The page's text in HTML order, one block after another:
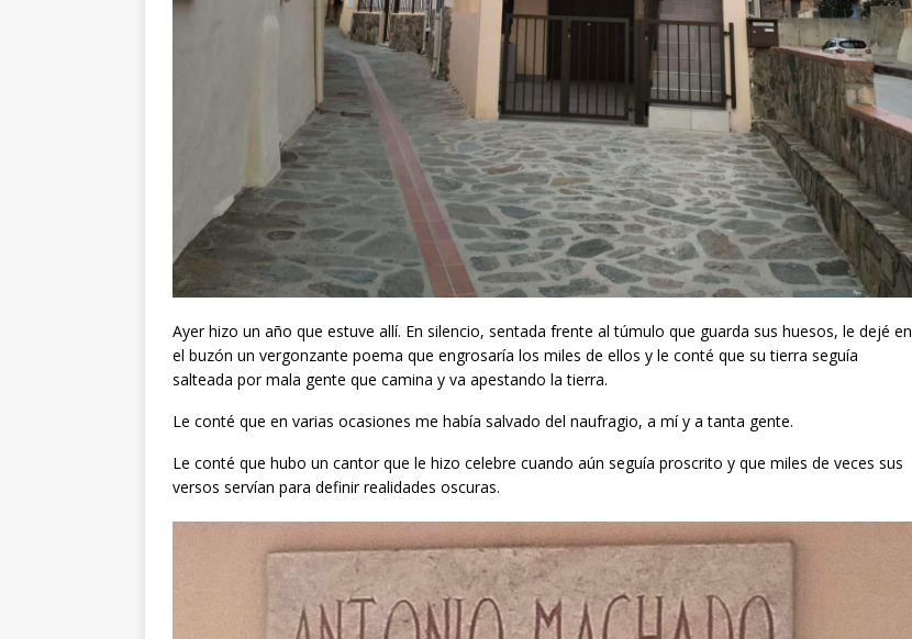
Ayer hizo un año que estuve allí. En silencio, sentada frente al túmulo que guarda sus huesos, le dejé en
el buzón un vergonzante poema que engrosaría los miles de ellos y le conté que su tierra seguía
salteada por mala gente que camina y va apestando la tierra.
Le conté que en varias ocasiones me había salvado del naufragio, a mí y a tanta gente.
Le conté que hubo un cantor que le hizo celebre cuando aún seguía proscrito y que miles de veces sus
versos servían para definir realidades oscuras.